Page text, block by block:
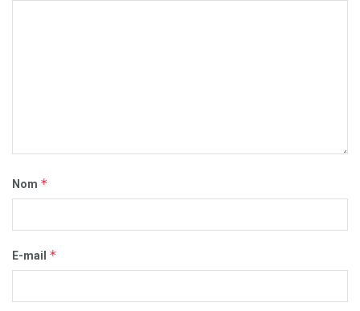
Nom *
E-mail *